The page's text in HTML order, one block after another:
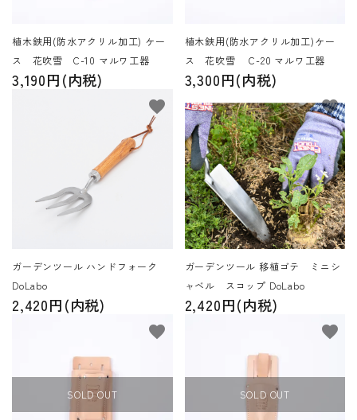
植木鋏用(防水アクリル加工) ケー
ス 花吹雪 C-10 マルワ工器
3,190円(内税)
植木鋏用(防水アクリル加工)ケー
ス 花吹雪 C-20 マルワ工器
3,300円(内税)
ガーデンツール ハンドフォーク
DoLabo
2,420円(内税)
favorite
ガーデンツール 移植ゴテ ミニシ
ャベル スコップ DoLabo
2,420円(内税)
favorite
SOLD OUT
favorite
SOLD OUT
favorite